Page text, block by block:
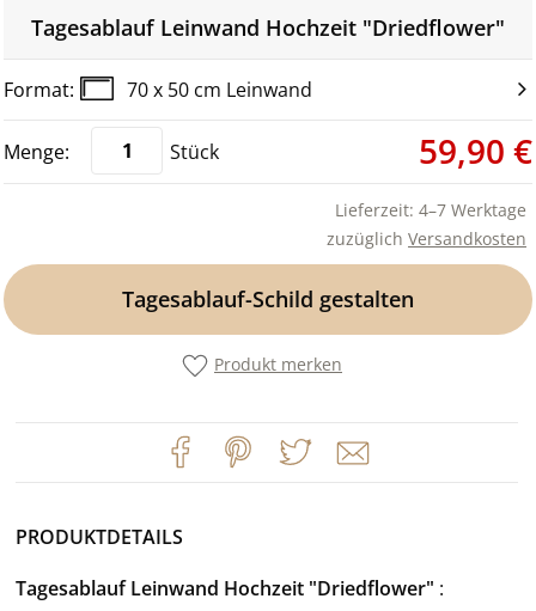
Tagesablauf Leinwand Hochzeit "Driedflower"
70 x 50 cm Leinwand
Stück 59,90 €
Lieferzeit: 4–7 Werktage
zuzüglich Versandkosten
Tagesablauf-Schild gestalten
Produkt merken
PRODUKTDETAILS
Tagesablauf Leinwand Hochzeit "Driedflower"